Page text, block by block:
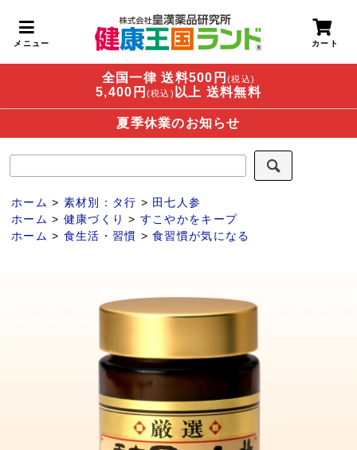
全国一律 送料500円 (税込)
5,400円 (税込) 以上 送料無料
夏季休業のお知らせ
ホーム > 素材別：タ行 > 田七人参
ホーム > 健康づくり > すこやかをキープ
ホーム > 食生活・習慣 >食習慣が気になる